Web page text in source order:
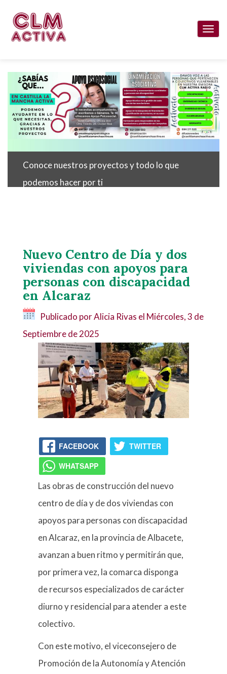
contenido
Conoce nuestros proyectos y todo lo que
podemos hacer por ti
Nuevo Centro de Día y dos
viviendas con apoyos para
personas con discapacidad
en Alcaraz
Publicado por Alicia Rivas el Miércoles, 3 de
Septiembre de 2025
FACEBOOK
TWITTER
WHATSAPP
Las obras de construcción del nuevo
centro de día y de dos viviendas con
apoyos para personas con discapacidad
en Alcaraz, en la provincia de Albacete,
avanzan a buen ritmo y permitirán que,
por primera vez, la comarca disponga
de recursos especializados de carácter
diurno y residencial para atender a este
colectivo.
Con este motivo, el viceconsejero de
Promoción de la Autonomía y Atención